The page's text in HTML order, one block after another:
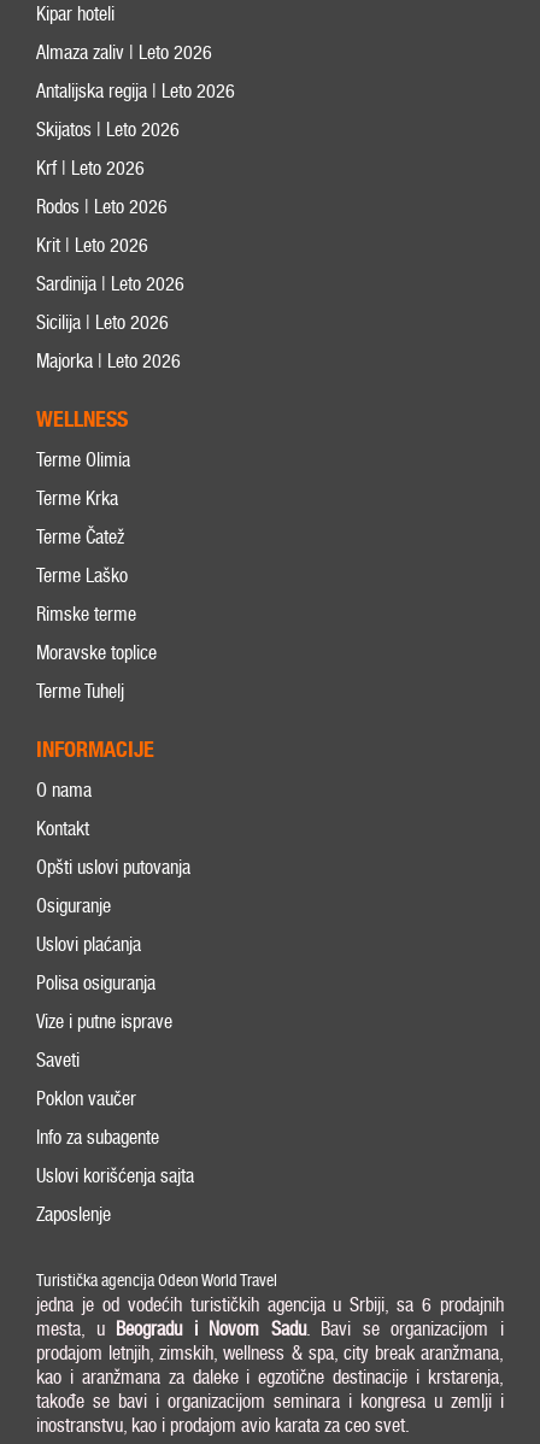
Kipar hoteli
Almaza zaliv | Leto 2026
Antalijska regija | Leto 2026
Skijatos | Leto 2026
Krf | Leto 2026
Rodos | Leto 2026
Krit | Leto 2026
Sardinija | Leto 2026
Sicilija | Leto 2026
Majorka | Leto 2026
WELLNESS
Terme Olimia
Terme Krka
Terme Čatež
Terme Laško
Rimske terme
Moravske toplice
Terme Tuhelj
INFORMACIJE
O nama
Kontakt
Opšti uslovi putovanja
Osiguranje
Uslovi plaćanja
Polisa osiguranja
Vize i putne isprave
Saveti
Poklon vaučer
Info za subagente
Uslovi korišćenja sajta
Zaposlenje
Turistička agencija Odeon World Travel
jedna je od vodećih turističkih agencija u Srbiji, sa 6 prodajnih
mesta, u Beogradu i Novom Sadu. Bavi se organizacijom i
prodajom letnjih, zimskih, wellness & spa, city break aranžmana,
kao i aranžmana za daleke i egzotične destinacije i krstarenja,
takođe se bavi i organizacijom seminara i kongresa u zemlji i
inostranstvu, kao i prodajom avio karata za ceo svet.